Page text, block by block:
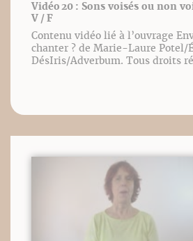
Vidéo 20 : Sons voisés ou non
V / F
Contenu vidéo lié à l’ouvrage
chanter ? de Marie-Laure Potel/
DésIris/Adverbum. Tous droits